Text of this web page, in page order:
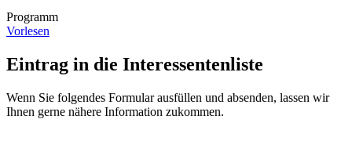
Programm
Vorlesen
Eintrag in die Interessentenliste
Wenn Sie folgendes Formular ausfüllen und absenden, lassen wir
Ihnen gerne nähere Information zukommen.